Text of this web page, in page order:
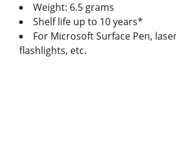
Weight: 6.5 grams
Shelf life up to 10 years*
For Microsoft Surface Pen,
flashlights, etc.